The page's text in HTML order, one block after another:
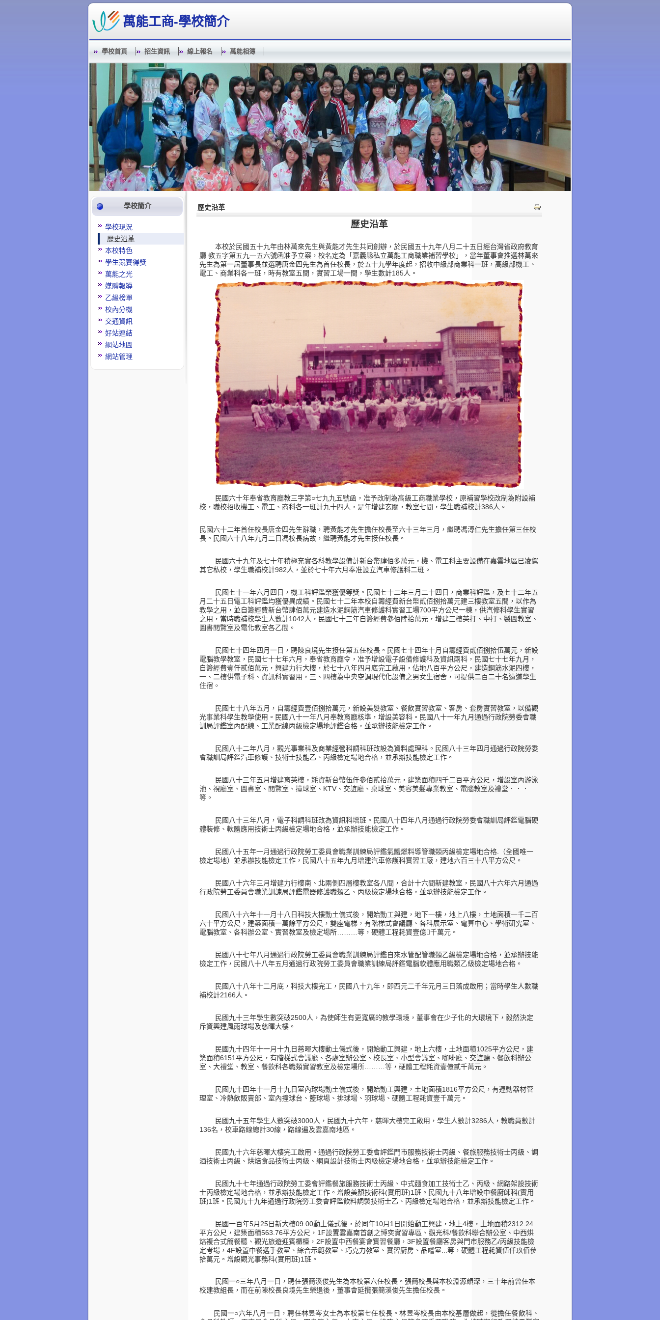
萬能工商-學校簡介
學校首頁 招生資訊 線上報名 萬能相簿
學校簡介
學校現況
歷史沿革
本校特色
學生競賽得獎
萬能之光
媒體報導
乙級榜單
校內分機
交通資訊
好站連結
網站地圖
網站管理
歷史沿革
歷史沿革
本校於民國五十九年由林萬來先生與黃能才先生共同創辦，於民國五十九年八月二十五日經台灣省政府教育
廳 教五字第五九一五六號函准予立案，校名定為「嘉義縣私立萬能工商職業補習學校」，當年董事會推選林萬來
先生為第一屆董事長並選聘唐金四先生為首任校長，於五十九學年度起，招收中級部商業科一班，高級部機工、
電工、商業科各一班，時有教室五間，實習工場一間，學生數計185人。
民國六十年奉省教育廳教三字第○七九九五號函，准予改制為高級工商職業學校，原補習學校改制為附設補
校，職校招收機工、電工、商科各一班計九十四人，是年增建玄關，教室七間，學生職補校計386人。
民國六十二年首任校長唐金四先生辭職，聘黃能才先生擔任校長至六十三年三月，繼聘馮溥仁先生擔任第三任校
長。民國六十八年九月二日馮校長病故，繼聘黃能才先生接任校長。
民國六十九年及七十年積極充實各科教學設備計新台幣肆佰多萬元，機、電工科主要設備在嘉雲地區已凌駕
其它私校，學生職補校計982人，並於七十年六月奉准設立汽車修護科二班。
民國七十一年六月四日，機工科評鑑榮獲優等獎。民國七十二年三月二十四日，商業科評鑑，及七十二年五
月二十五日電工科評鑑均獲優異成績。民國七十二年本校自籌經費新台幣貳佰捌拾萬元建三樓教室五間，以作為
教學之用，並自籌經費新台幣肆佰萬元建造水泥鋼筋汽車修護科實習工場700平方公尺一棟，供汽修科學生實習
之用，當時職補校學生人數計1042人，民國七十三年自籌經費參佰陸拾萬元，增建三樓英打、中打、製圖教室、
圖書閱覽室及電化教室各乙間。
民國七十四年四月一日，聘陳良境先生接任第五任校長。民國七十四年十月自籌經費貳佰捌拾伍萬元，新設
電腦教學教室，民國七十七年六月，奉省教育廳令，准予增設電子設備修護科及資訊兩科，民國七十七年九月，
自籌經費壹仟貳佰萬元，興建力行大樓，於七十八年四月底完工啟用，佔地八百平方公尺，建造鋼筋水泥四樓，
一、二樓供電子科、資訊科實習用，三、四樓為中央空調現代化設備之男女生宿舍，可提供二百二十名遠道學生
住宿。
民國七十八年五月，自籌經費壹佰捌拾萬元，新設美髮教室、餐飲實習教室、客房、套房實習教室，以備觀
光事業科學生教學使用。民國八十一年八月奉教育廳核準，增設美容科。民國八十一年九月通過行政院勞委會職
訓局評鑑室內配線、工業配線丙級檢定場地評鑑合格，並承辦技能檢定工作。
民國八十二年八月，觀光事業科及商業經營科調科班改設為資料處理科。民國八十三年四月通過行政院勞委
會職訓局評鑑汽車修護、技術士技能乙、丙級檢定場地合格，並承辦技能檢定工作。
民國八十三年五月增建育英樓，耗資新台幣伍仟參佰貳拾萬元，建築面積四千二百平方公尺，增設室內游泳
池、視廳室、圖書室、閱覽室、撞球室、 KTV 、交誼廳、桌球室、美容美髮專業教室、電腦教室及禮堂．．．
等。
民國八十三年八月，電子科調科班改為資訊科增班。民國八十四年八月通過行政院勞委會職訓局評鑑電腦硬
體裝修、軟體應用技術士丙級檢定場地合格，並承辦技能檢定工作。
民國八十五年一月通過行政院勞工委員會職業訓練局評鑑氣體燃料導管職類丙級檢定場地合格
（全國唯一
檢定場地）並承辦技能檢定工作，民國八十五年九月增建汽車修護科實習工廠，建地六百三十八平方公尺。
民國八十六年三月增建力行樓南、北兩側四層樓教室各八間，合計十六間新建教室，民國八十六年六月通過
行政院勞工委員會職業訓諫局評鑑電器修護職類乙、丙級檢定場地合格，並承辦技能檢定工作。
民國八十六年十一月十八日科技大樓動土儀式後，開始動工與建，地下一樓，地上八樓，土地面積一千二百
六十平方公尺，建築面積一萬餘平方公尺，雙座電梯，有階梯式會議廳、各科展示室、電算中心、學術研究室、
電腦教室、各科辦公室、實習教室及檢定場所
等，硬體工程耗資壹億千萬元。
民國八十七年八月通過行政院勞工委員會職業訓練局評鑑自來水管配管職類乙級檢定場地合格，並承辦技能
檢定工作，民國八十八年五月通過行政院勞工委員會職業訓練局評鑑電腦軟體應用職類乙級檢定場地合格。
民國八十八年十二月底，科技大樓完工，民國八十九年，即西元二千年元月三日落成啟用；當時學生人數職
補校計2166人。
民國九十三年學生數突破2500人，為使師生有更寬廣的教學環境，董事會在少子化的大環境下，毅然決定
斥資興建風雨球場及慈暉大樓。
民國九十四年十一月十九日慈暉大樓動土儀式後，開始動工興建，地上六樓，土地面積1025平方公尺，建
築面積6151平方公尺，有階梯式會議廳、各處室辦公室、校長室、小型會議室、咖啡廳、交誼聽、餐飲科辦公
室、大禮堂、教室、餐飲科各職類實習教室及檢定場所
等，硬體工程耗資壹億貳千萬元。
民國九十四年十一月十九日室內球場動土儀式後，開始動工興建，土地面積1816平方公尺，有運動器材管
理室、冷熱飲販賣部、室內撞球台、籃球場、排球場、羽球場、硬體工程耗資壹千萬元。
民國九十五年學生人數突破3000人，民國九十六年，慈暉大樓完工啟用，學生人數計3286人，教職員數計
136名，校車路線總計30線，路線遍及雲嘉南地區。
民國九十六年慈暉大樓完工啟用。通過行政院勞工委會評鑑門市服務技術士丙級、餐旅服務技術士丙級、調
酒技術士丙級、烘焙食品技術士丙級、網頁設計技術士丙級檢定場地合格，並承辦技能檢定工作。
民國九十七年通過行政院勞工委會評鑑餐旅服務技術士丙級、中式麵食加工技術士乙、丙級、網路架設技術
士丙級檢定場地合格，並承辦技能檢定工作。增設美顏技術科(實用班)1班。民國九十八年增設中餐廚師科(實用
班)1班。民國九十九年通過行政院勞工委會評鑑飲料調製技術士乙、丙級檢定場地合格，並承辦技能檢定工作。
民國一百年5月25日新大樓09:00動土儀式後，於同年10月1 日開始動工興建，地上4樓，土地面積2312.24
平方公尺，建築面積563.76平方公尺， 1F設置雲嘉南首創之博奕實習專區、觀光科/餐飲科聯合辦公室、中西烘
焙複合式簡餐聽、觀光旅遊迎賓櫃檯， 2F設置中西餐宴會實習餐廳， 3F設置餐廳客房與門市服務乙/丙級技能檢
定考場， 4F設置中餐選手教室、綜合示範教室、巧克力教室、實習廚房、品嚐室
等，硬體工程耗資伍仟玖佰參
拾萬元。增設觀光事務科(實用班)1班。
民國一○三年八月一日，聘任張簡溪俊先生為本校第六任校長。張簡校長與本校淵源頗深，三十年前曾任本
校建教組長，而在前陳校長良境先生榮退後，董事會延攬張簡溪俊先生擔任校長。
民國一○六年八月一日，聘任林昱岑女士為本校第七任校長。林昱岑校長由本校基層做起，從擔任餐飲科、